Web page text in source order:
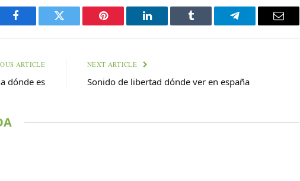
Facebook Twitter Pinterest LinkedIn Tumblr Telegram Email
ARTICLE
dónde es
NEXT ARTICLE
Sonido de libertad dónde ver en españa